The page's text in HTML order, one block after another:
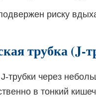
риску
трубка (J-
трубки через
в тонкий